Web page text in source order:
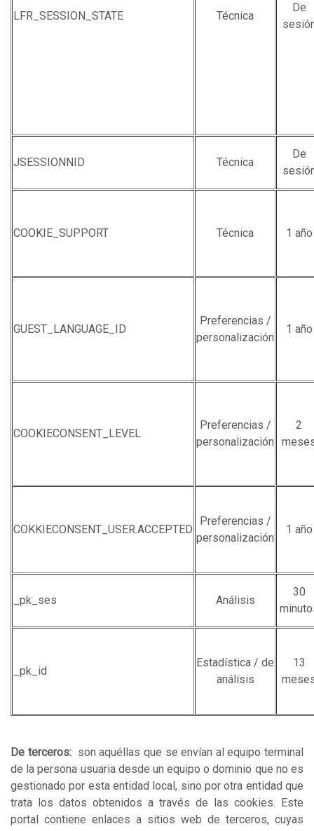
LFR_SESSION_STATE Técnica
De
JSESSIONNID Técnica
De
COOKIE_SUPPORT Técnica 1 año
GUEST_LANGUAGE_ID
Preferencias /
personalización
1 año
COOKIECONSENT_LEVEL
Preferencias /
personalización
2
COKKIECONSENT_USER.ACCEPTED
Preferencias /
personalización
1 año
_pk_ses Análisis
30
_pk_id
Estadística / de
análisis
13
De terceros: son aquéllas que se envían al equipo terminal
de la persona usuaria desde un equipo o dominio que no es
gestionado por esta entidad local, sino por otra entidad que
trata los datos obtenidos a través de las cookies. Este
portal contiene enlaces a sitios web de terceros, cuyas